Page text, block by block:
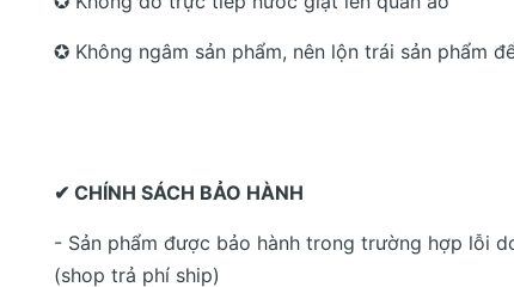
✪ Không ngâm sản phẩm, nên lộn trái sản phẩm
✔ CHÍNH SÁCH BẢO HÀNH
- Sản phẩm được bảo hành trong trường hợp lỗi
(shop trả phí ship)